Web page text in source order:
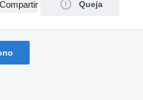
Compartir Queja